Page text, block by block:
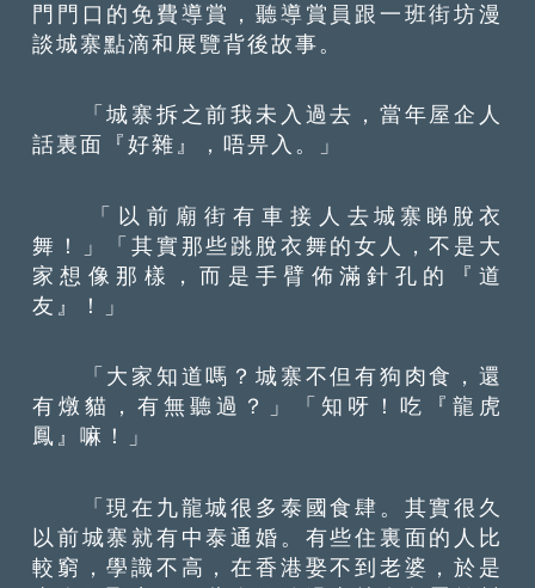
門門口的免費導賞，聽導賞員跟一班街坊漫
談城寨點滴和展覽背後故事。
「城寨拆之前我未入過去，當年屋企人
話裏面『好雜』，唔畀入。」
「以前廟街有車接人去城寨睇脫衣
舞！」「其實那些跳脫衣舞的女人，不是大
家想像那樣，而是手臂佈滿針孔的『道
友』！」
「大家知道嗎？城寨不但有狗肉食，還
有燉貓，有無聽過？」「知呀！吃『龍虎
鳳』嘛！」
「現在九龍城很多泰國食肆。其實很久
以前城寨就有中泰通婚。有些住裏面的人比
較窮，學識不高，在香港娶不到老婆，於是